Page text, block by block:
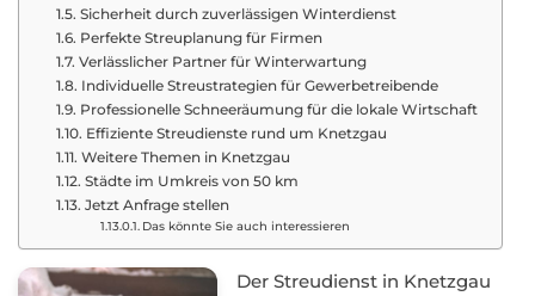
Sicherheit durch zuverlässigen Winterdienst
Perfekte Streuplanung für Firmen
Verlässlicher Partner für Winterwartung
Individuelle Streustrategien für Gewerbetreibende
Professionelle Schneeräumung für die lokale Wirtschaft
Effiziente Streudienste rund um Knetzgau
Weitere Themen in Knetzgau
Städte im Umkreis von 50 km
Jetzt Anfrage stellen
Das könnte Sie auch interessieren
Der Streudienst in Knetzgau